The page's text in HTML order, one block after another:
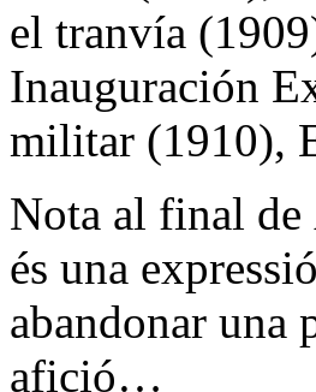
el tranvía
Inauguración
militar (1910),
Nota al final de
és una
abandonar una
afició…